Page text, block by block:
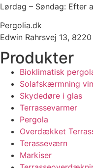
Lørdag – Søndag: Efter
Pergolia.dk
Edwin Rahrsvej 13,
Produkter
Bioklimatisk
Solafskærmning
Skydedøre i glas
Terrassevarmer
Pergola
Overdækket
Terasseværn
Markiser